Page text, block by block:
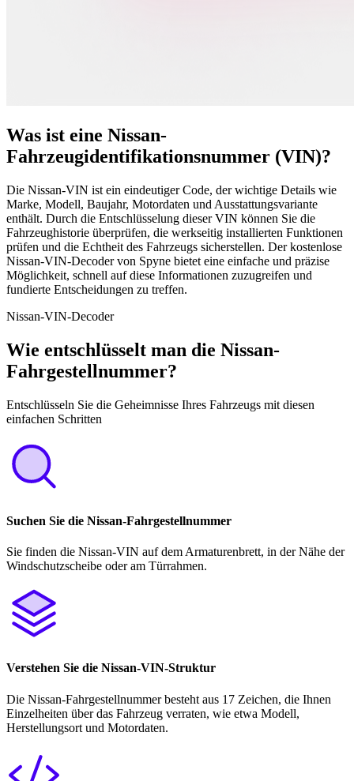
Was ist eine Nissan-
Fahrzeugidentifikationsnummer (VIN)?
Die Nissan-VIN ist ein eindeutiger Code, der wichtige Details wie
Marke, Modell, Baujahr, Motordaten und Ausstattungsvariante
enthält. Durch die Entschlüsselung dieser VIN können Sie die
Fahrzeughistorie überprüfen, die werkseitig installierten Funktionen
prüfen und die Echtheit des Fahrzeugs sicherstellen. Der kostenlose
Nissan-VIN-Decoder von Spyne bietet eine einfache und präzise
Möglichkeit, schnell auf diese Informationen zuzugreifen und
fundierte Entscheidungen zu treffen.
Nissan-VIN-Decoder
Wie entschlüsselt man die Nissan-
Fahrgestellnummer?
Entschlüsseln Sie die Geheimnisse Ihres Fahrzeugs mit diesen
einfachen Schritten
Suchen Sie die Nissan-Fahrgestellnummer
Sie finden die Nissan-VIN auf dem Armaturenbrett, in der Nähe der
Windschutzscheibe oder am Türrahmen.
Verstehen Sie die Nissan-VIN-Struktur
Die Nissan-Fahrgestellnummer besteht aus 17 Zeichen, die Ihnen
Einzelheiten über das Fahrzeug verraten, wie etwa Modell,
Herstellungsort und Motordaten.